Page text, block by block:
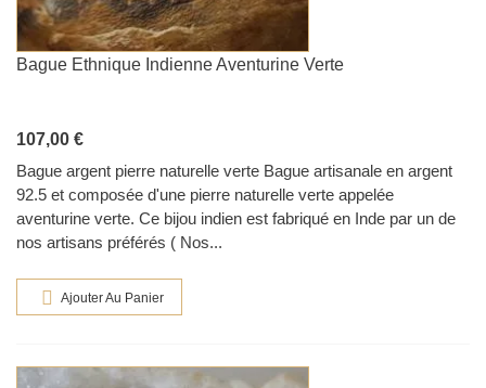
Bague Ethnique Indienne Aventurine Verte
107,00 €
Bague argent pierre naturelle verte Bague artisanale en argent
92.5 et composée d'une pierre naturelle verte appelée
aventurine verte. Ce bijou indien est fabriqué en Inde par un de
nos artisans préférés ( Nos...
Ajouter Au Panier